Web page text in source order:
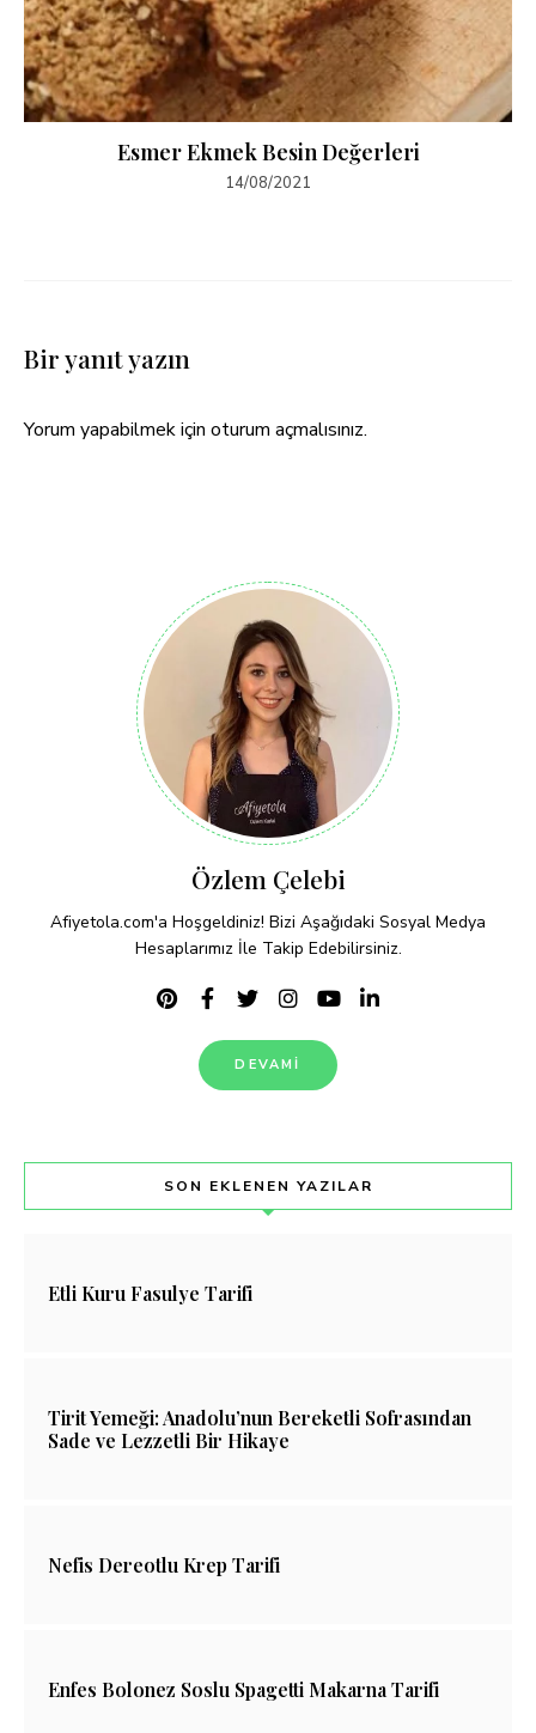
Esmer Ekmek Besin Değerleri
14/08/2021
Bir yanıt yazın
Yorum yapabilmek için oturum açmalısınız.
Özlem Çelebi
Afiyetola.com'a Hoşgeldiniz! Bizi Aşağıdaki Sosyal Medya
Hesaplarımız İle Takip Edebilirsiniz.
DEVAMI
SON EKLENEN YAZILAR
Etli Kuru Fasulye Tarifi
Tirit Yemeği: Anadolu’nun Bereketli Sofrasından
Sade ve Lezzetli Bir Hikaye
Nefis Dereotlu Krep Tarifi
Enfes Bolonez Soslu Spagetti Makarna Tarifi